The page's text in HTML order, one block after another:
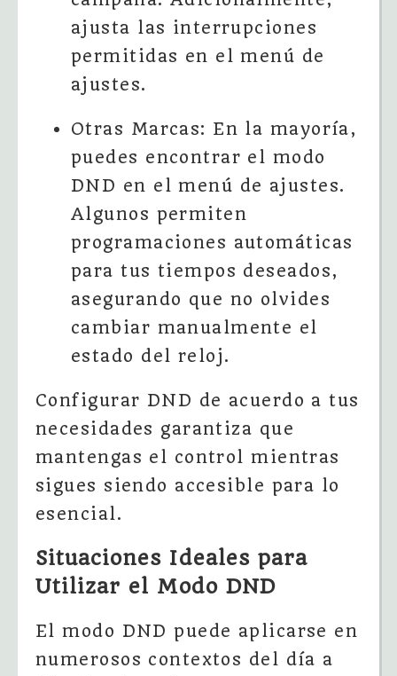
ajusta las interrupciones
permitidas en el menú de
ajustes.
Otras Marcas: En la mayoría,
puedes encontrar el modo
DND en el menú de ajustes.
Algunos permiten
programaciones automáticas
para tus tiempos deseados,
asegurando que no olvides
cambiar manualmente el
estado del reloj.
Configurar DND de acuerdo a tus
necesidades garantiza que
mantengas el control mientras
sigues siendo accesible para lo
esencial.
Situaciones Ideales para
Utilizar el Modo DND
El modo DND puede aplicarse en
numerosos contextos del día a